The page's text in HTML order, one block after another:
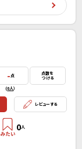
-点
(0人）
点数を
つける
レビューする
0人